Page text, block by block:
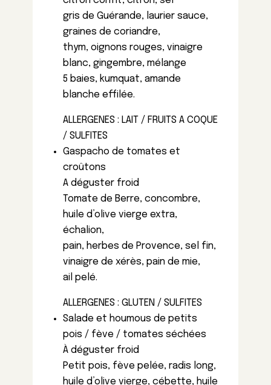
gris de Guérande, laurier sauce,
graines de coriandre,
thym, oignons rouges, vinaigre
blanc, gingembre, mélange
5 baies, kumquat, amande
blanche effilée.
ALLERGENES : LAIT / FRUITS A COQUE
/ SULFITES
Gaspacho de tomates et
croûtons
A déguster froid
Tomate de Berre, concombre,
huile d’olive vierge extra,
échalion,
pain, herbes de Provence, sel fin,
vinaigre de xérès, pain de mie,
ail pelé.
ALLERGENES : GLUTEN / SULFITES
Salade et houmous de petits
pois / fève / tomates séchées
À déguster froid
Petit pois, fève pelée, radis long,
huile d’olive vierge, cébette, huile